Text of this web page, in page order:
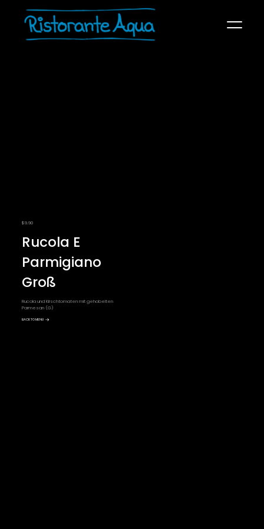
SPEISEKARTE
ÜBER UNS
$9.90
Rucola E
Parmigiano
Groß
Rucola und Kirschtomaten mit gehobelten
Parmesan (G)
BACK TO MENU